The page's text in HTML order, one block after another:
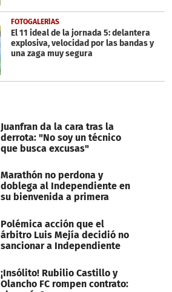
FOTOGALERÍAS
El 11 ideal de la jornada 5: delantera
explosiva, velocidad por las bandas y
una zaga muy segura
Juanfran da la cara tras la
derrota: "No soy un técnico
que busca excusas"
Marathón no perdona y
doblega al Independiente en
su bienvenida a primera
Polémica acción que el
árbitro Luis Mejía decidió no
sancionar a Independiente
¡Insólito! Rubilio Castillo y
Olancho FC rompen contrato: